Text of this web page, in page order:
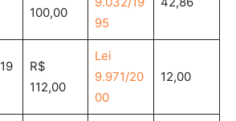
100,00
95
R$
112,00
Lei
9.971/20
00
12,00